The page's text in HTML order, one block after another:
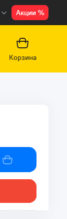
Акции %
Корзина